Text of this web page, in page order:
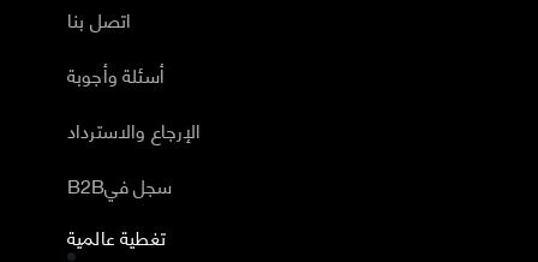
اتصل بنا
أسئلة وأجوبة
الإرجاع والاسترداد
B2Bسجل في
تغطية عالمية